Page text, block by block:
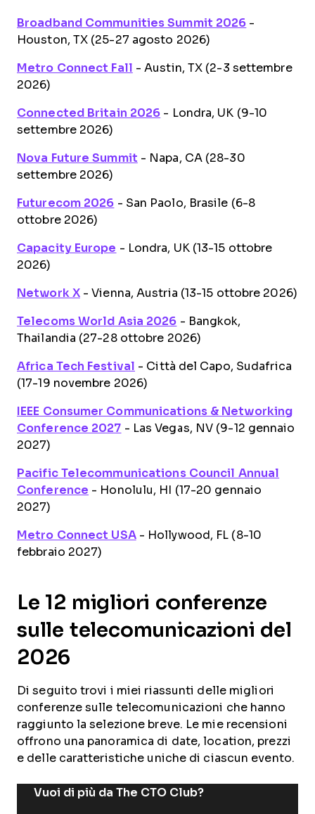
Broadband Communities Summit 2026 -
Houston, TX (25-27 agosto 2026)
Metro Connect Fall - Austin, TX (2-3 settembre
2026)
Connected Britain 2026 - Londra, UK (9-10
settembre 2026)
Nova Future Summit - Napa, CA (28-30
settembre 2026)
Futurecom 2026 - San Paolo, Brasile (6-8
ottobre 2026)
Capacity Europe - Londra, UK (13-15 ottobre
2026)
Network X- Vienna, Austria (13-15 ottobre 2026)
Telecoms World Asia 2026 - Bangkok,
Thailandia (27-28 ottobre 2026)
Africa Tech Festival - Città del Capo, Sudafrica
(17-19 novembre 2026)
IEEE Consumer Communications & Networking
Conference 2027 - Las Vegas, NV (9-12 gennaio
2027)
Pacific Telecommunications Council Annual
Conference - Honolulu, HI (17-20 gennaio
2027)
Metro Connect USA- Hollywood, FL (8-10
febbraio 2027)
Le 12 migliori conferenze
sulle telecomunicazioni del
2026
Di seguito trovi i miei riassunti delle migliori
conferenze sulle telecomunicazioni che hanno
raggiunto la selezione breve. Le mie recensioni
offrono una panoramica di date, location, prezzi
e delle caratteristiche uniche di ciascun evento.
Vuoi di più da The CTO Club?